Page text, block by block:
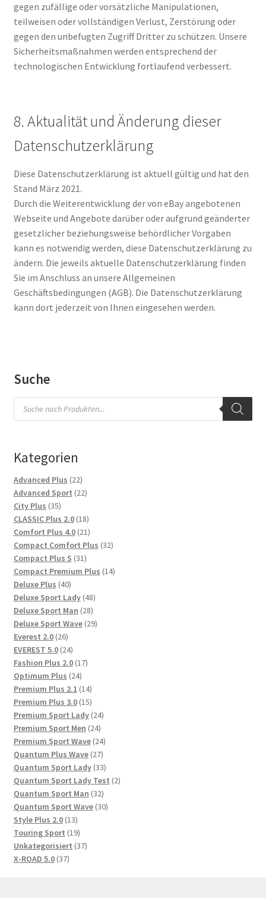
gegen zufällige oder vorsätzliche Manipulationen,
teilweisen oder vollständigen Verlust, Zerstörung oder
gegen den unbefugten Zugriff Dritter zu schützen. Unsere
Sicherheitsmaßnahmen werden entsprechend der
technologischen Entwicklung fortlaufend verbessert.
8. Aktualität und Änderung dieser
Datenschutzerklärung
Diese Datenschutzerklärung ist aktuell gültig und hat den
Stand März 2021.
Durch die Weiterentwicklung der von eBay angebotenen
Webseite und Angebote darüber oder aufgrund geänderter
gesetzlicher beziehungsweise behördlicher Vorgaben
kann es notwendig werden, diese Datenschutzerklärung zu
ändern. Die jeweils aktuelle Datenschutzerklärung finden
Sie im Anschluss an unsere Allgemeinen
Geschäftsbedingungen (AGB). Die Datenschutzerklärung
kann dort jederzeit von Ihnen eingesehen werden.
Suche
Products
search
Kategorien
Advanced Plus 2222
Produkte
Advanced Sport 2222
City Plus 3535
Produkte
CLASSIC Plus 2.0 1818
Produkte
Comfort Plus 4.0 2121
Produkte
Compact Comfort Plus 3232
Compact Plus S 3131
Produkte
Compact Premium Plus 1414
Deluxe Plus 4040
Produkte
Deluxe Sport Lady 4848
Produkte
Deluxe Sport Man 2828
Produkte
Deluxe Sport Wave 2929
Everest 2.0 2626
Produkte
EVEREST 5.0 2424
Produkte
Fashion Plus 2.0 1717
Optimum Plus 2424
Produkte
Premium Plus 2.1 1414
Produkte
Premium Plus 3.0 1515
Produkte
Premium Sport Lady 2424
Premium Sport Men 2424
Produkte
Premium Sport Wave 2424
Produkte
Quantum Plus Wave 2727
Produkte
Quantum Sport Lady 3333
Produkte
Quantum Sport Lady Test 22
Quantum Sport Man 3232
Produkte
Quantum Sport Wave 3030
Style Plus 2.0 1313
Produkte
Touring Sport 1919
Produkte
Unkategorisiert 3737
X-ROAD 5.0 3737